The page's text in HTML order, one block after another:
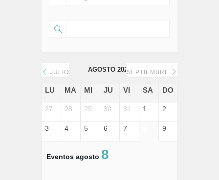
JULIO AGOSTO 2026SEPTIEMBRE
LU MA MI JU VI SA DO
27 28 29 30 31 1 2
3 4 5 6 7 9
Eventos agosto 8